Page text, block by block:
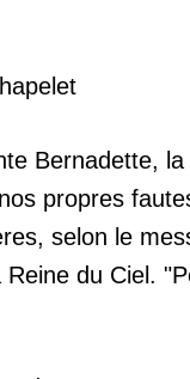
Bernadette,
propres
selon le
du Ciel.